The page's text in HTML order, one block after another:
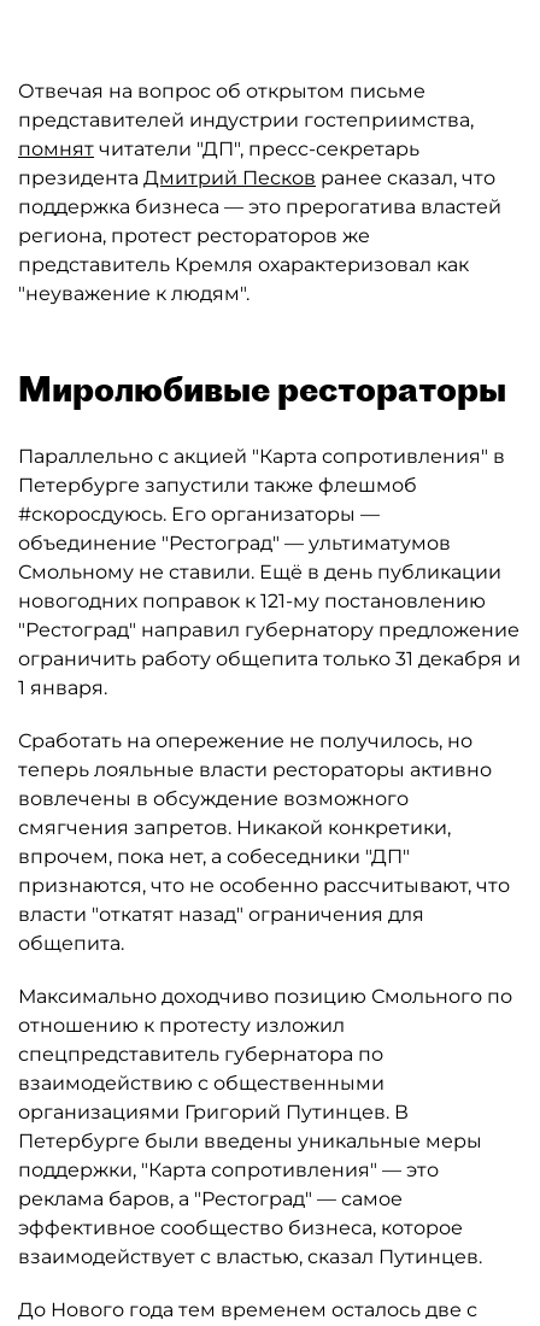
Отвечая на вопрос об открытом письме
представителей индустрии гостеприимства,
помнят читатели "ДП", пресс-секретарь
президента Дмитрий Песков ранее сказал, что
поддержка бизнеса — это прерогатива властей
региона, протест рестораторов же
представитель Кремля охарактеризовал как
"неуважение к людям".
Миролюбивые рестораторы
Параллельно с акцией "Карта сопротивления" в
Петербурге запустили также флешмоб
#скоросдуюсь. Его организаторы —
объединение "Рестоград" — ультиматумов
Смольному не ставили. Ещё в день публикации
новогодних поправок к 121-му постановлению
"Рестоград" направил губернатору предложение
ограничить работу общепита только 31 декабря и
1 января.
Сработать на опережение не получилось, но
теперь лояльные власти рестораторы активно
вовлечены в обсуждение возможного
смягчения запретов. Никакой конкретики,
впрочем, пока нет, а собеседники "ДП"
признаются, что не особенно рассчитывают, что
власти "откатят назад" ограничения для
общепита.
Максимально доходчиво позицию Смольного по
отношению к протесту изложил
спецпредставитель губернатора по
взаимодействию с общественными
организациями Григорий Путинцев. В
Петербурге были введены уникальные меры
поддержки, "Карта сопротивления" — это
реклама баров, а "Рестоград" — самое
эффективное сообщество бизнеса, которое
взаимодействует с властью, сказал Путинцев.
До Нового года тем временем осталось две с